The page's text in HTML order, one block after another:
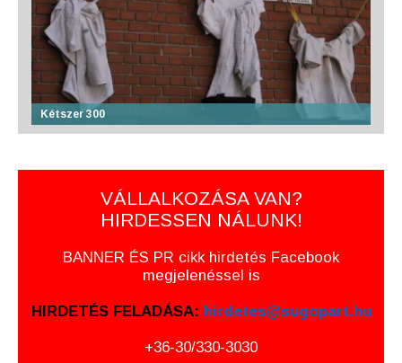
Kétszer 300
VÁLLALKOZÁSA VAN?
HIRDESSEN NÁLUNK!
BANNER ÉS PR cikk hirdetés Facebook
megjelenéssel is
HIRDETÉS FELADÁSA: hirdetes@sugopart.hu
+36-30/330-3030